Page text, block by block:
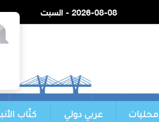
2026-08-08 - السبت
محليات عربي دولي كتّاب